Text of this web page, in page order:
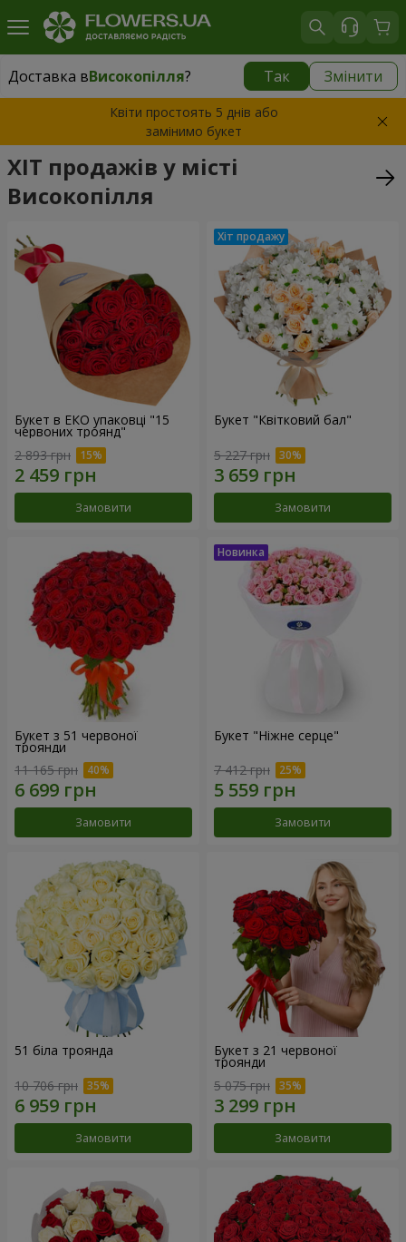
Доставка вВисокопілля? Так Змінити
Доставка вВисокопілля|
Квіти простоять 5 днів або
замінимо букет
ХІТ продажів у місті
Високопілля
Букет в ЕКО упаковці "15
червоних троянд"
2 893 грн
Замовити
Букет "Квітковий бал"
5 227 грн
Замовити
Букет з 51 червоної
троянди
11 165 грн
Замовити
Букет "Ніжне серце"
7 412 грн
Замовити
51 біла троянда
10 706 грн
Замовити
Букет з 21 червоної
троянди
5 075 грн
Замовити